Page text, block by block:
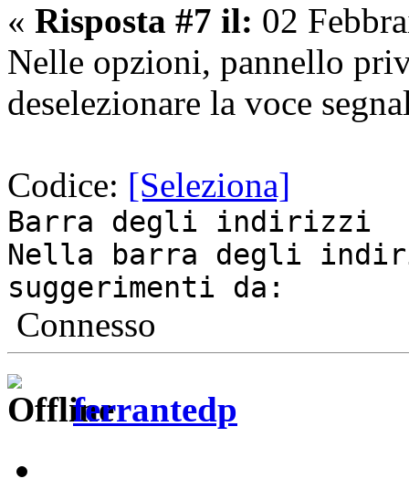
« Risposta #7 il: 02
Nelle opzioni, pannello
deselezionare la voce
Codice: [Seleziona]
Barra degli indirizzi
Nella barra degli
suggerimenti da:
Connesso
ferrantedp